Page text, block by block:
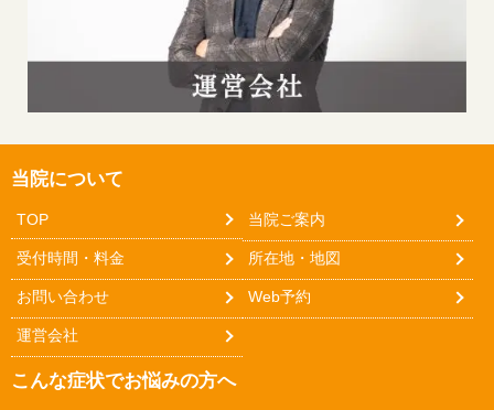
当院について
TOP 当院ご案内
受付時間・料金 所在地・地図
お問い合わせ Web予約
運営会社
こんな症状でお悩みの方へ